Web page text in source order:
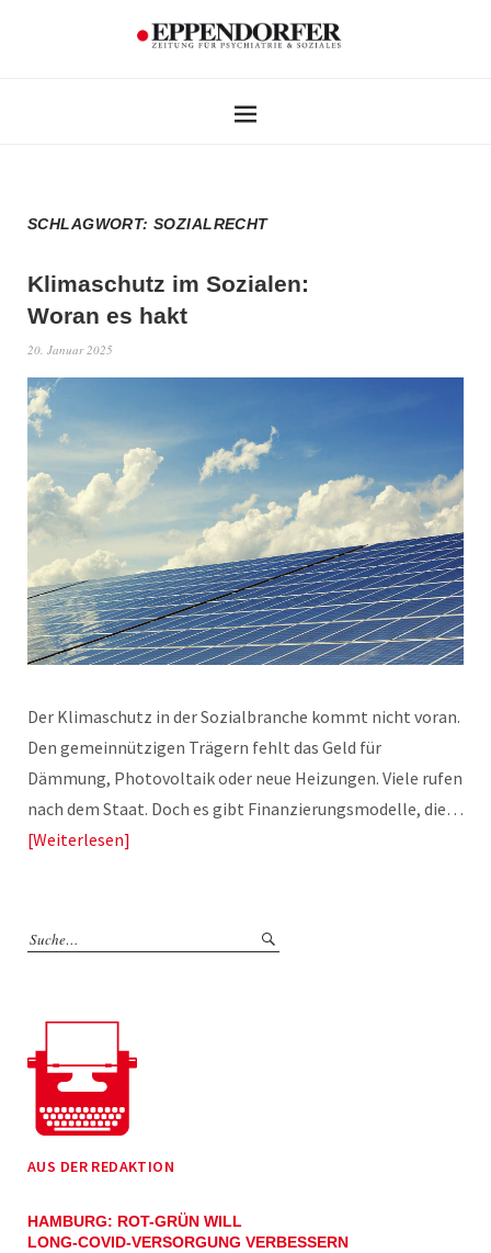
SCHLAGWORT:SOZIALRECHT
Klimaschutz im Sozialen:
Woran es hakt
20. Januar 2025
Der Klimaschutz in der Sozialbranche kommt nicht voran.
Den gemeinnützigen Trägern fehlt das Geld für
Dämmung, Photovoltaik oder neue Heizungen. Viele rufen
nach dem Staat. Doch es gibt Finanzierungsmodelle, die…
Weiterlesen
AUS DER REDAKTION
HAMBURG: ROT-GRÜN WILL
LONG-COVID-VERSORGUNG VERBESSERN